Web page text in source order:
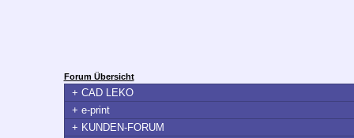
Forum Übersicht
+ CAD LEKO
+ e-print
+ KUNDEN-FORUM